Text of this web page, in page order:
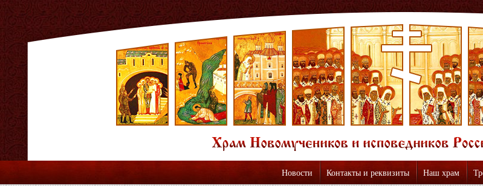
Новости Контакты и реквизиты Наш храм